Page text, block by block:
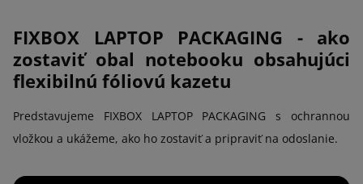
FIXBOX LAPTOP PACKAGING - ako
zostaviť obal notebooku obsahujúci
flexibilnú fóliovú kazetu
Predstavujeme FIXBOX LAPTOP PACKAGING s ochrannou
vložkou a ukážeme, ako ho zostaviť a pripraviť na odoslanie.